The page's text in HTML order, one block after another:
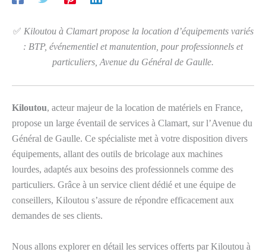
✅ Kiloutou à Clamart propose la location d’équipements variés
: BTP, événementiel et manutention, pour professionnels et
particuliers, Avenue du Général de Gaulle.
Kiloutou, acteur majeur de la location de matériels en France,
propose un large éventail de services à Clamart, sur l’Avenue du
Général de Gaulle. Ce spécialiste met à votre disposition divers
équipements, allant des outils de bricolage aux machines
lourdes, adaptés aux besoins des professionnels comme des
particuliers. Grâce à un service client dédié et une équipe de
conseillers, Kiloutou s’assure de répondre efficacement aux
demandes de ses clients.
Nous allons explorer en détail les services offerts par Kiloutou à